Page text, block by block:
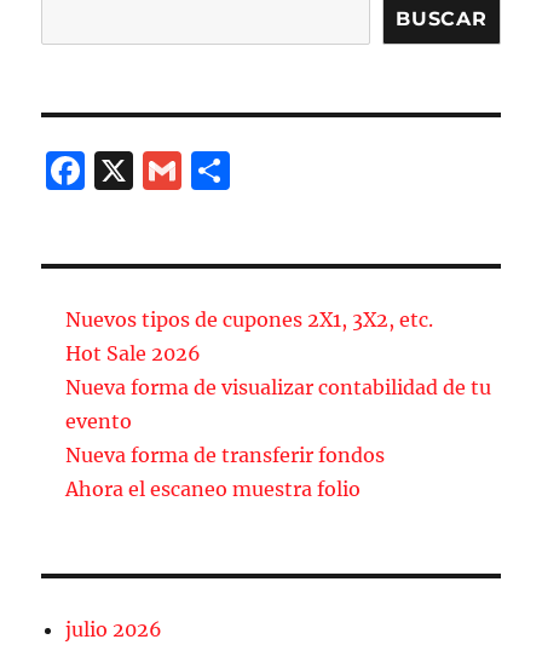
o
ir
BUSCAR
F
b
o
o
k
X
G
a
ir
Nuevos tipos de cupones 2X1, 3X2, etc.
Hot Sale 2026
Nueva forma de visualizar contabilidad de tu
evento
Nueva forma de transferir fondos
Ahora el escaneo muestra folio
julio 2026